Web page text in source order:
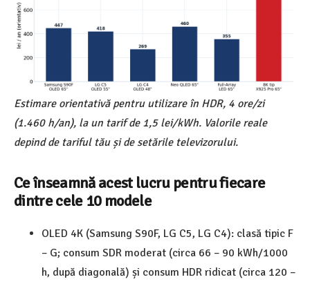
Estimare orientativă pentru utilizare în HDR, 4 ore/zi
(1.460 h/an), la un tarif de 1,5 lei/kWh. Valorile reale
depind de tariful tău și de setările televizorului.
Ce înseamnă acest lucru pentru fiecare
dintre cele 10 modele
OLED 4K (Samsung S90F, LG C5, LG C4): clasă tipic F
– G; consum SDR moderat (circa 66 – 90 kWh/1000
h, după diagonală) și consum HDR ridicat (circa 120 –